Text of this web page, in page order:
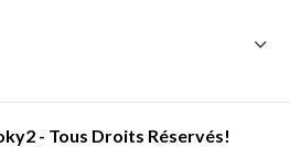
- Tous Droits Réservés!